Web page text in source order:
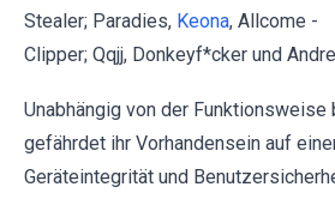
Stealer; Paradies, Keona, Allcome -
Clipper; Qqjj, Donkeyf*cker und
Unabhängig von der
gefährdet ihr Vorhandensein auf
Geräteintegrität und